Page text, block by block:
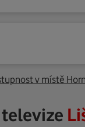
v místě